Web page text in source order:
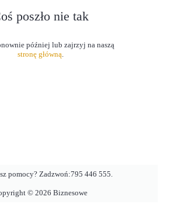
poszło nie tak
stronę główną.
pomocy? Zadzwoń:795 446 555.
© 2026 Biznesowe